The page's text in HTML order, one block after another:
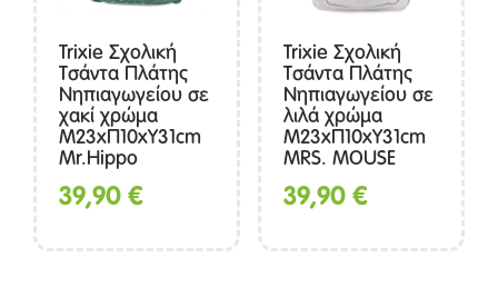
Trixie Σχολική
Τσάντα Πλάτης
Νηπιαγωγείου σε
χακί χρώμα
Μ23xΠ10xΥ31cm
Mr.Hippo
39,90€
Trixie Σχολική
Τσάντα Πλάτης
Νηπιαγωγείου σε
λιλά χρώμα
Μ23xΠ10xΥ31cm
MRS. MOUSE
39,90€